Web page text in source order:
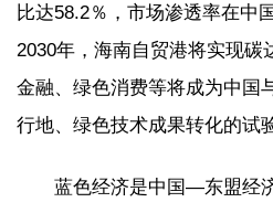
比达58.2％，市场渗透率在中
2030年，海南自贸港将实现碳
金融、绿色消费等将成为中国
行地、绿色技术成果转化的试
蓝色经济是中国—东盟经